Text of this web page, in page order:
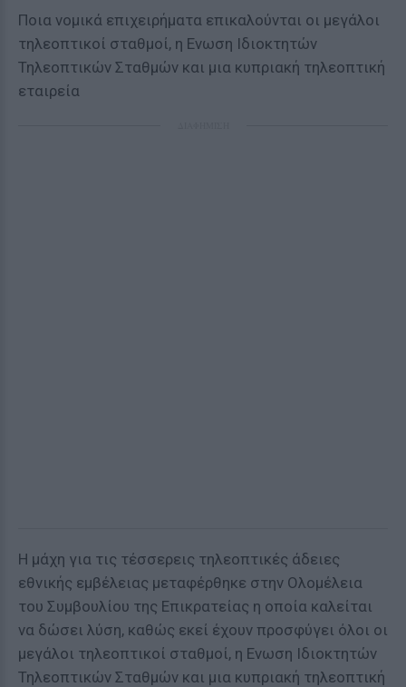
Ποια νομικά επιχειρήματα επικαλούνται οι μεγάλοι
τηλεοπτικοί σταθμοί, η Ενωση Ιδιοκτητών
Τηλεοπτικών Σταθμών και μια κυπριακή τηλεοπτική
εταιρεία
Η μάχη για τις τέσσερεις τηλεοπτικές άδειες
εθνικής εμβέλειας μεταφέρθηκε στην Ολομέλεια
του Συμβουλίου της Επικρατείας η οποία καλείται
να δώσει λύση, καθώς εκεί έχουν προσφύγει όλοι οι
μεγάλοι τηλεοπτικοί σταθμοί, η Ενωση Ιδιοκτητών
Τηλεοπτικών Σταθμών και μια κυπριακή τηλεοπτική